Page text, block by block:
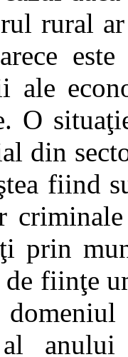
rural
ale
O
din
fiind
prin
fiinţe